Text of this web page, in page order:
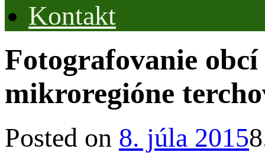
Kontakt
Fotografovanie
mikroregióne
Posted on 8. júla 2015